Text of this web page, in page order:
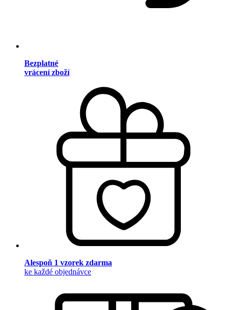
Bezplatné
vrácení zboží
Alespoň 1 vzorek zdarma
ke každé objednávce